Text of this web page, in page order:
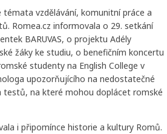
témata vzdělávání, komunitní práce a
Romea.cz informovala o 29. setkání
BARUVAS, o projektu Adély
žáky ke studiu, o benefičním koncertu
studenty na English College v
upozorňujícího na nedostatečné
testů, na které mohou doplácet romské
i připomínce historie a kultury Romů.